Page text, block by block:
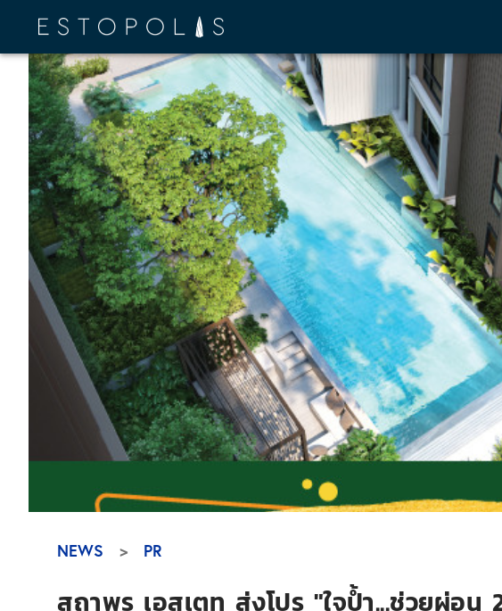
NEWS PR
สถาพร เอสเตท ส่งโปร "ใจป้ำ...ช่วยผ่อ